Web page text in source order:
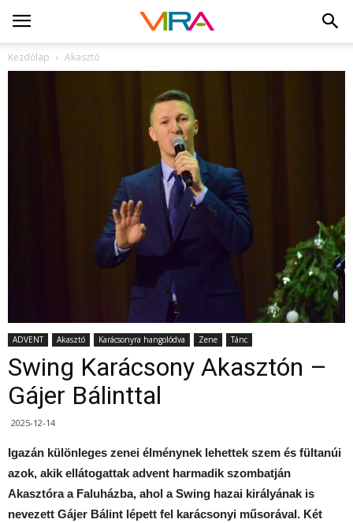
Kezdőlap Akasztó
ADVENT Akasztó Karácsonyra hangolódva Zene Tánc
Swing Karácsony Akasztón –
Gájer Bálinttal
2025-12-14
Igazán különleges zenei élménynek lehettek szem és fültanúi
azok, akik ellátogattak advent harmadik szombatján
Akasztóra a Faluházba, ahol a Swing hazai királyának is
nevezett Gájer Bálint lépett fel karácsonyi műsorával. Két